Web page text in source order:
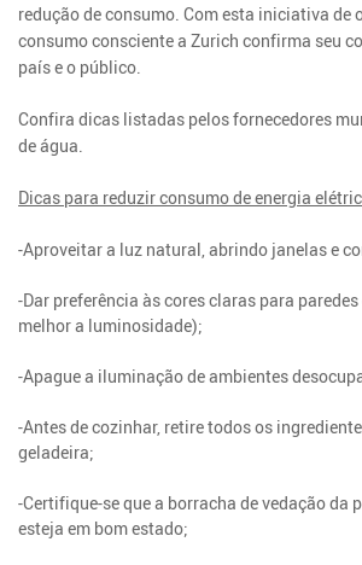
redução de consumo. Com esta iniciativa de
consumo consciente a Zurich confirma seu
país e o público.
Confira dicas listadas pelos fornecedores
de água.
Dicas para reduzir consumo de energia
-Aproveitar a luz natural, abrindo janelas e
-Dar preferência às cores claras para
melhor a luminosidade);
-Apague a iluminação de ambientes
-Antes de cozinhar, retire todos os
geladeira;
-Certifique-se que a borracha de vedação da
esteja em bom estado;